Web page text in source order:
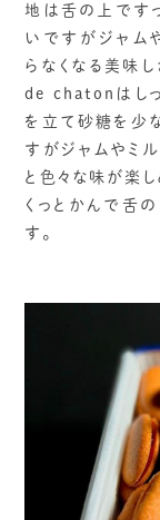
地は舌の上です
いですがジャム
らなくなる美味
de chatonはしっ
を立て砂糖を少
すがジャムやミ
と色々な味が楽
くっとかんで舌
す。